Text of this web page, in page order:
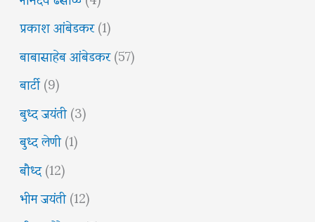
प्रकाश आंबेडकर(1)
बाबासाहेब आंबेडकर(57)
बार्टी(9)
बुध्द जयंती(3)
बुध्द लेणी(1)
बौध्द(12)
भीम जयंती(12)